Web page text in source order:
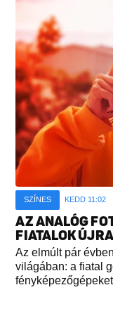
SZÍNES KEDD 11:02
AZ ANALÓG
FIATALOK
Az elmúlt pár
világában: a fiatal